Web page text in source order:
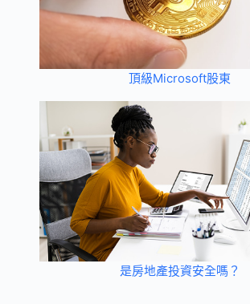
頂級Microsoft股東
是房地產投資安全嗎？